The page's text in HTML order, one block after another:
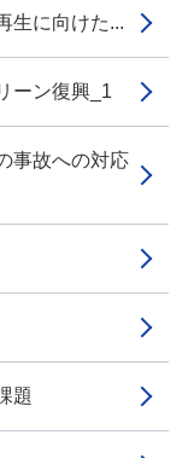
生に向けた...
ーン復興_1
事故への対応
題